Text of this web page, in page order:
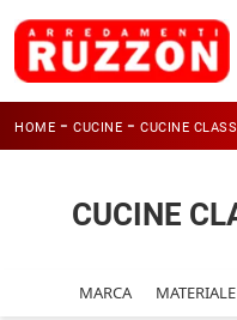
HOME - CUCINE - CUCINE
CUCINE
MARCA MATERIALE